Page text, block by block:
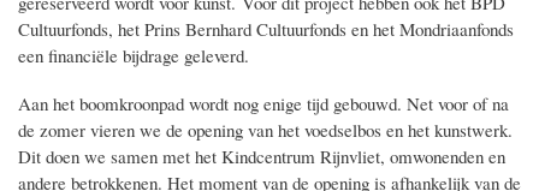
Cultuurfonds, het Prins Bernhard Cultuurfonds en het Mondriaanfonds
een financiële bijdrage geleverd.
Aan het boomkroonpad wordt nog enige tijd gebouwd. Net voor of na
de zomer vieren we de opening van het voedselbos en het kunstwerk.
Dit doen we samen met het Kindcentrum Rijnvliet, omwonenden en
andere betrokkenen. Het moment van de opening is afhankelijk van de